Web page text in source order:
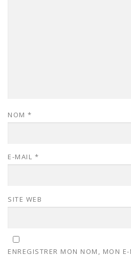
NOM *
E-MAIL *
SITE WEB
ENREGISTRER MON NOM, MON